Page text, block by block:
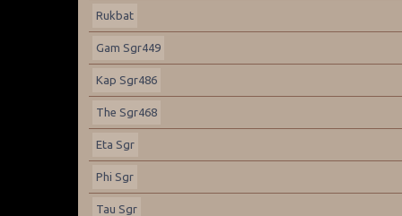
Rukbat
Gam Sgr449
Kap Sgr486
The Sgr468
Eta Sgr
Phi Sgr
Tau Sgr